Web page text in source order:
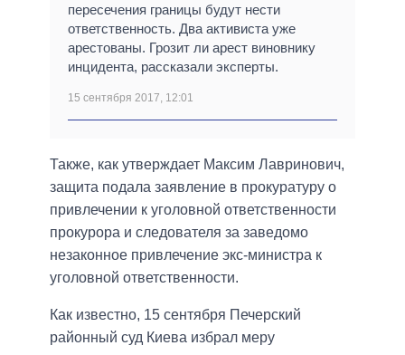
пересечения границы будут нести
ответственность. Два активиста уже
арестованы. Грозит ли арест виновнику
инцидента, рассказали эксперты.
15 сентября 2017, 12:01
Также, как утверждает Максим Лавринович,
защита подала заявление в прокуратуру о
привлечении к уголовной ответственности
прокурора и следователя за заведомо
незаконное привлечение экс-министра к
уголовной ответственности.
Как известно, 15 сентября Печерский
районный суд Киева избрал меру